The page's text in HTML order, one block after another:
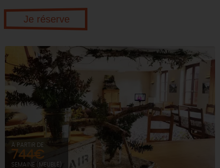
Je réserve
À PARTIR DE
744€
SEMAINE (MEUBLÉ)